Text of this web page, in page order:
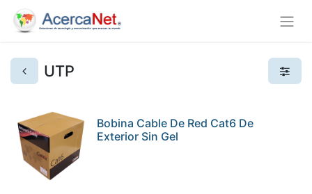
UTP
Bobina Cable De Red Cat6 De
Exterior Sin Gel